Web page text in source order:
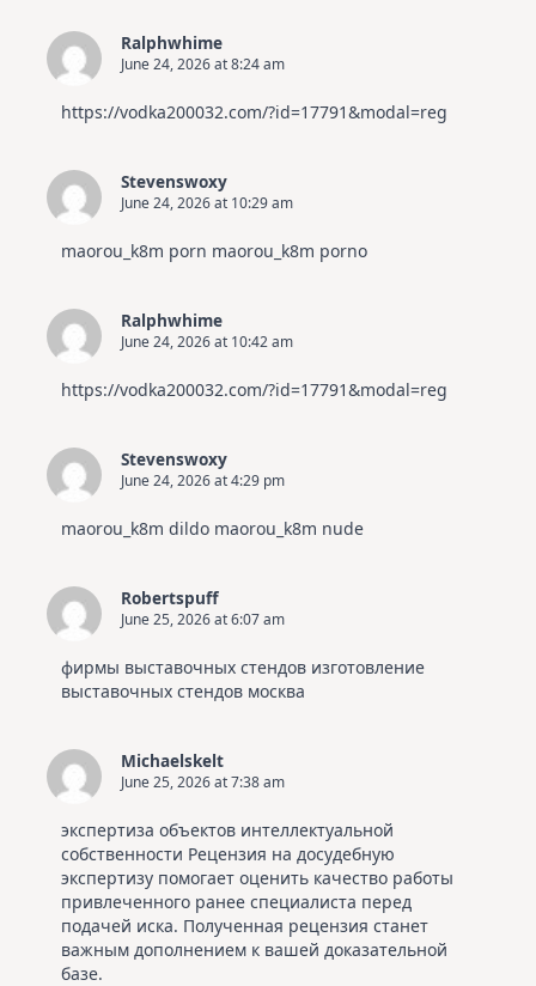
Ralphwhime
June 24, 2026 at 8:24 am
https://vodka200032.com/?id=17791&modal=reg
Stevenswoxy
June 24, 2026 at 10:29 am
maorou_k8m porn maorou_k8m porno
Ralphwhime
June 24, 2026 at 10:42 am
https://vodka200032.com/?id=17791&modal=reg
Stevenswoxy
June 24, 2026 at 4:29 pm
maorou_k8m dildomaorou_k8m nude
Robertspuff
June 25, 2026 at 6:07 am
фирмы выставочных стендовизготовление
выставочных стендов москва
Michaelskelt
June 25, 2026 at 7:38 am
экспертиза объектов интеллектуальной
собственности Рецензия на досудебную
экспертизу помогает оценить качество работы
привлеченного ранее специалиста перед
подачей иска. Полученная рецензия станет
важным дополнением к вашей доказательной
базе.